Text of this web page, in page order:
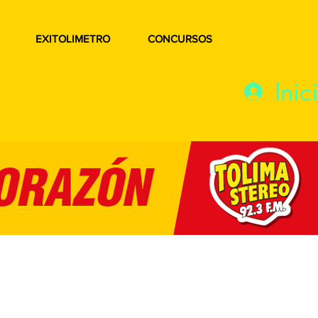
EXITOLIMETRO CONCURSOS